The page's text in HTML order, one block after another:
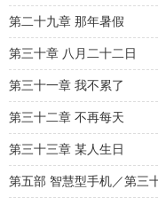
第二十九章 那年暑假
第三十章 八月二十二日
第三十一章 我不累了
第三十二章 不再每天
第三十三章 某人生日
第五部 智慧型手机／第三